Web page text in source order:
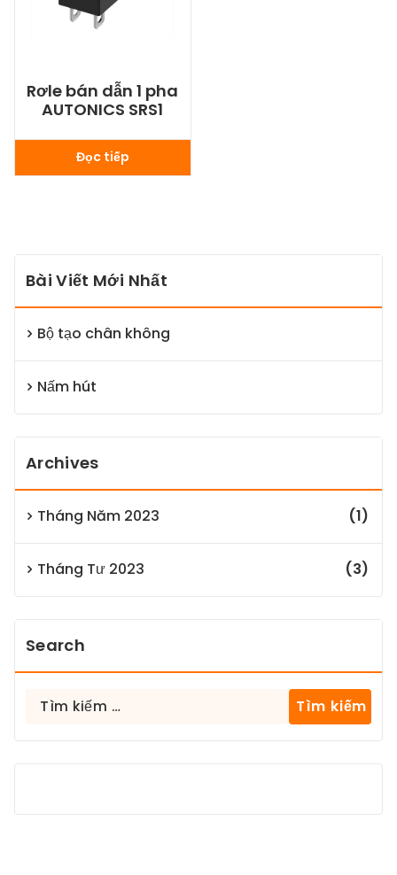
Rơle bán dẫn 1 pha
AUTONICS SRS1
Đọc tiếp
Bài Viết Mới Nhất
Bộ tạo chân không
Nấm hút
Archives
Tháng Năm 2023 (1)
Tháng Tư 2023 (3)
Search
Tìm